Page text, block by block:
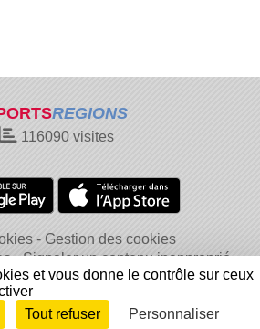
REGIONS
116090visites
Gestion des cookies
Signaler un contenu inapproprié
Connexion
et vous donne le contrôle sur ceux
Tout refuser Personnaliser